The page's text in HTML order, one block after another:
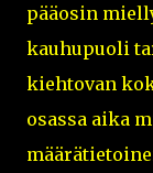
pääosin
kauhupuoli
kiehtovan
osassa aika